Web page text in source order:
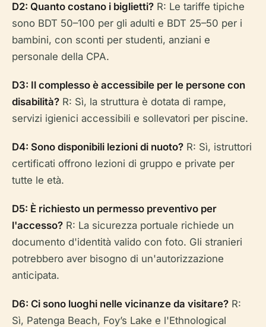
D2: Quanto costano i biglietti? R: Le tariffe tipiche
sono BDT 50–100 per gli adulti e BDT 25–50 per i
bambini, con sconti per studenti, anziani e
personale della CPA.
D3: Il complesso è accessibile per le persone con
disabilità? R: Sì, la struttura è dotata di rampe,
servizi igienici accessibili e sollevatori per piscine.
D4: Sono disponibili lezioni di nuoto? R: Sì, istruttori
certificati offrono lezioni di gruppo e private per
tutte le età.
D5: È richiesto un permesso preventivo per
l'accesso? R: La sicurezza portuale richiede un
documento d'identità valido con foto. Gli stranieri
potrebbero aver bisogno di un'autorizzazione
anticipata.
D6: Ci sono luoghi nelle vicinanze da visitare? R:
Sì, Patenga Beach, Foy’s Lake e l'Ethnological